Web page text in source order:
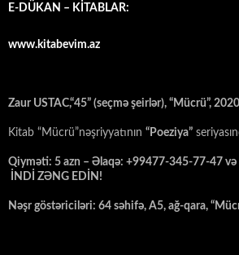
E-DÜKAN – KİTABLAR:
www.kitabevim.az
Zaur USTAC,“45” (seçmə şeirlər), “Mücrü”,
Kitab “Mücrü”nəşriyyatının “Poeziya”
Qiyməti: 5 azn – Əlaqə: +99477-345-77-47
İNDİ ZƏNG EDİN!
Nəşr göstəriciləri: 64 səhifə, A5, ağ-qara,